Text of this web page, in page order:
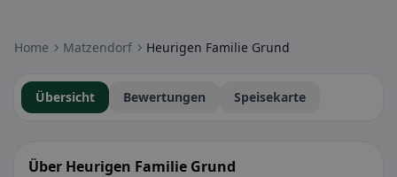
Home Matzendorf Heurigen Familie Grund
Übersicht Bewertungen Speisekarte
Über Heurigen Familie Grund